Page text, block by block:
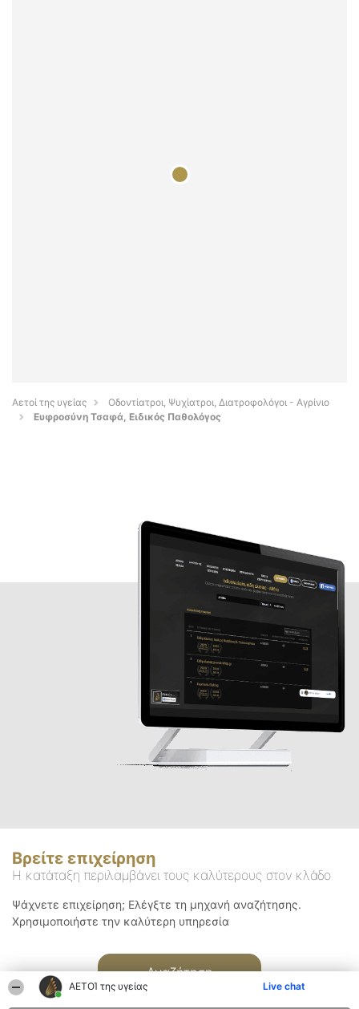
ΑΕΤΟΊ της υγείας Live chat
Αετοί της υγείας
Οδοντίατροι, Ψυχίατροι, Διατροφολόγοι - Αγρίνιο
Ευφροσύνη Τσαφά, Ειδικός Παθολόγος
Βρείτε επιχείρηση
Η κατάταξη περιλαμβάνει τους καλύτερους στον κλάδο
Ψάχνετε επιχείρηση; Ελέγξτε τη μηχανή αναζήτησης.
Χρησιμοποιήστε την καλύτερη υπηρεσία
Αναζήτηση